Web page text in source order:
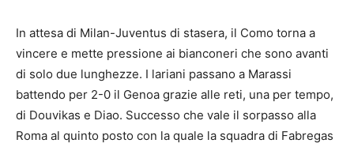
In attesa di Milan-Juventus di stasera, il Como torna a
vincere e mette pressione ai bianconeri che sono avanti
di solo due lunghezze. I lariani passano a Marassi
battendo per 2-0 il Genoa grazie alle reti, una per tempo,
di Douvikas e Diao. Successo che vale il sorpasso alla
Roma al quinto posto con la quale la squadra di Fabregas